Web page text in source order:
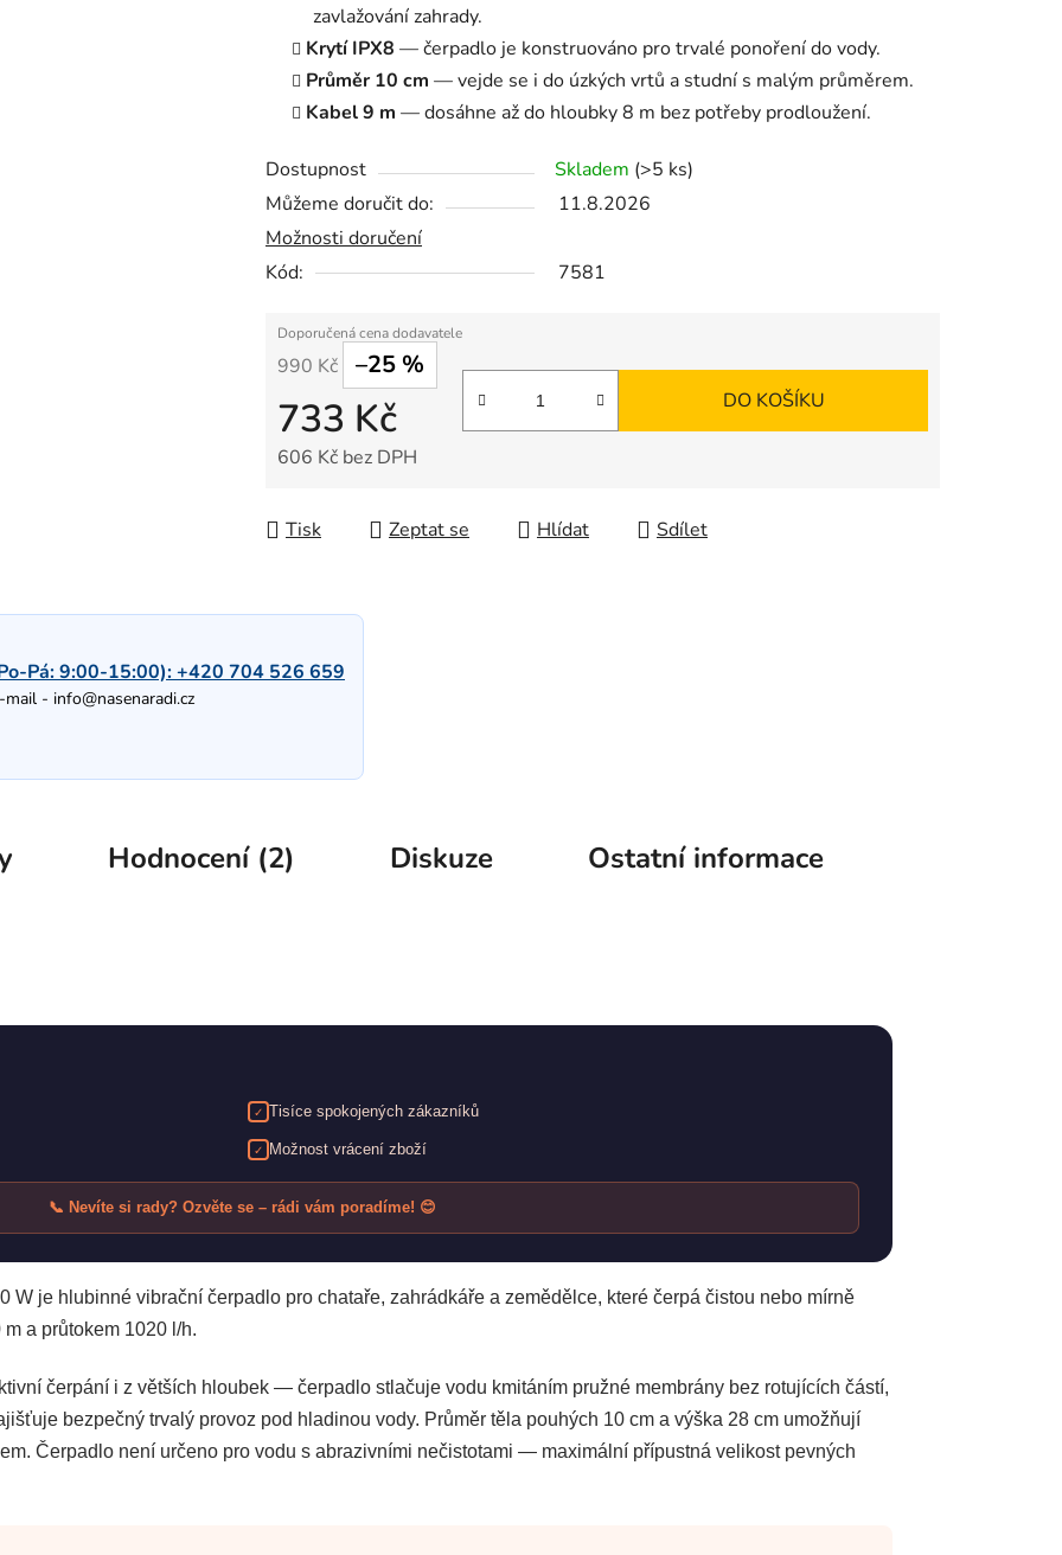
zavlažování zahrady.
Krytí IPX8 — čerpadlo je konstruováno pro trvalé ponoření do vody.
Průměr 10 cm — vejde se i do úzkých vrtů a studní s malým průměrem.
Kabel 9 m — dosáhne až do hloubky 8 m bez potřeby prodloužení.
Dostupnost Skladem (>5 ks)
Můžeme doručit do:
11.8.2026
Možnosti doručení
Kód:
7581
990 Kč –25 %
733 Kč
606 Kč bez DPH
DO KOŠÍKU
Tisk Zeptat se Hlídat Sdílet
Pá: 9:00-15:00):+420 704 526 659
mail - info@nasenaradi.cz
Hodnocení (2) Diskuze Ostatní informace
✓ Tisíce spokojených zákazníků
✓ Možnost vrácení zboží
📞 Nevíte si rady? Ozvěte se – rádi vám poradíme! 😊
W je hlubinné vibrační čerpadlo pro chataře, zahrádkáře a zemědělce, které čerpá čistou nebo mírně
a průtokem 1020 l/h.
čerpání i z větších hloubek — čerpadlo stlačuje vodu kmitáním pružné membrány bez rotujících částí,
bezpečný trvalý provoz pod hladinou vody. Průměr těla pouhých 10 cm a výška 28 cm umožňují
Čerpadlo není určeno pro vodu s abrazivními nečistotami — maximální přípustná velikost pevných